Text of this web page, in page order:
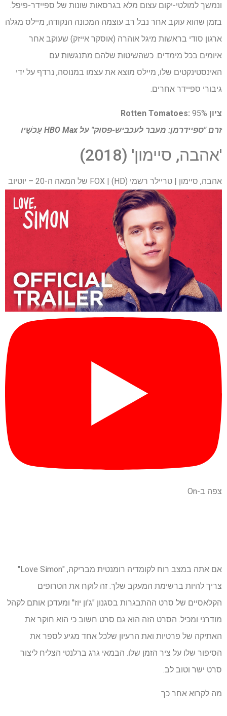
ונמשך למולטי-יקום עצום מלא בגרסאות שונות של ספיידר-פיפל.
בזמן שהוא עוקב אחר נבל רב עוצמה המכונה הנקודה, מיילס מגלה
ארגון סודי בראשות מיגל אוהרה (אוסקר אייזק) שעוקב אחר
איומים בכל מימדים. כשהשיטות שלהם מתנגשות עם
האינסטינקטים שלו, מיילס מוצא את עצמו במנוסה, נרדף על ידי
גיבורי ספיידר אחרים.
ציון Rotten Tomatoes: 95%
זרם "ספיידרמן: מעבר לעכביש-פסוק" על HBO Max עַכשָׁיו
'אהבה, סיימון' (2018)
אהבה, סיימון | טריילר רשמי (HD) | FOX של המאה ה-20 – יוטיוב
צפה ב-On
אם אתה במצב רוח לקומדיה רומנטית מבריקה, "Love Simon"
צריך להיות ברשימת המעקב שלך. זה לוקח את הטרופים
הקלאסיים של סרט ההתבגרות בסגנון "ג'ון יוז" ומעדכן אותם לקהל
מודרני ומכיל. הסרט הזה הוא גם סרט חשוב כי הוא חוקר את
האתיקה של פרטיות ואת הרעיון שלכל אחד מגיע לספר את
הסיפור שלו על ציר הזמן שלו. הבמאי גרג ברלנטי הצליח ליצור
סרט ישר וטוב לב.
מה לקרוא אחר כך